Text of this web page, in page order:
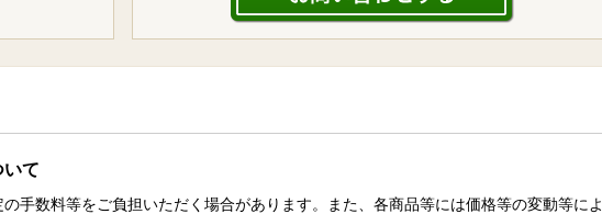
て
手数料等をご負担いただく場合があります。また、各商品等には価格等の変動等によ